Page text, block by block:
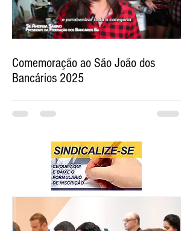
Comemoração ao São João dos
Bancários 2025